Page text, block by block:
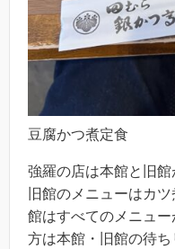
豆腐かつ煮定食
強羅の店は本館と旧館
旧館のメニューはカ
館はすべてのメニュ
方は本館・旧館の待ち